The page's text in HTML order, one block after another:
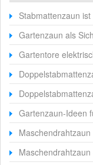
Stabmattenzaun
Gartenzaun als
Gartentore
Gartenzaun-Ideen